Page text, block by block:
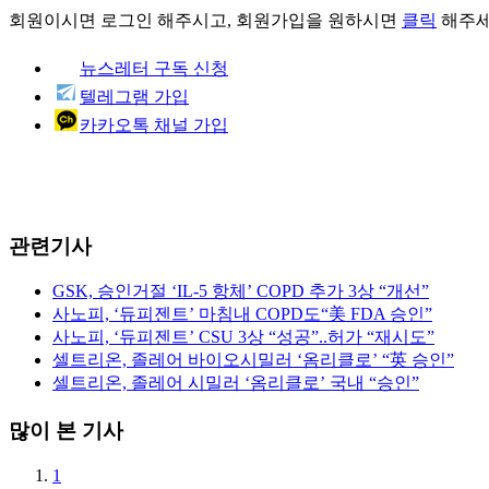
회원이시면 로그인 해주시고, 회원가입을 원하시면 클릭 해주
뉴스레터 구독 신청
텔레그램 가입
카카오톡 채널 가입
관련기사
GSK, 승인거절 ‘IL-5 항체’ COPD 추가 3상 “개선”
사노피, ‘듀피젠트’ 마침내 COPD도“美 FDA 승인”
사노피, ‘듀피젠트’ CSU 3상 “성공”..허가 “재시도”
셀트리온, 졸레어 바이오시밀러 ‘옴리클로’ “英 승인”
셀트리온, 졸레어 시밀러 ‘옴리클로’ 국내 “승인”
많이 본 기사
1